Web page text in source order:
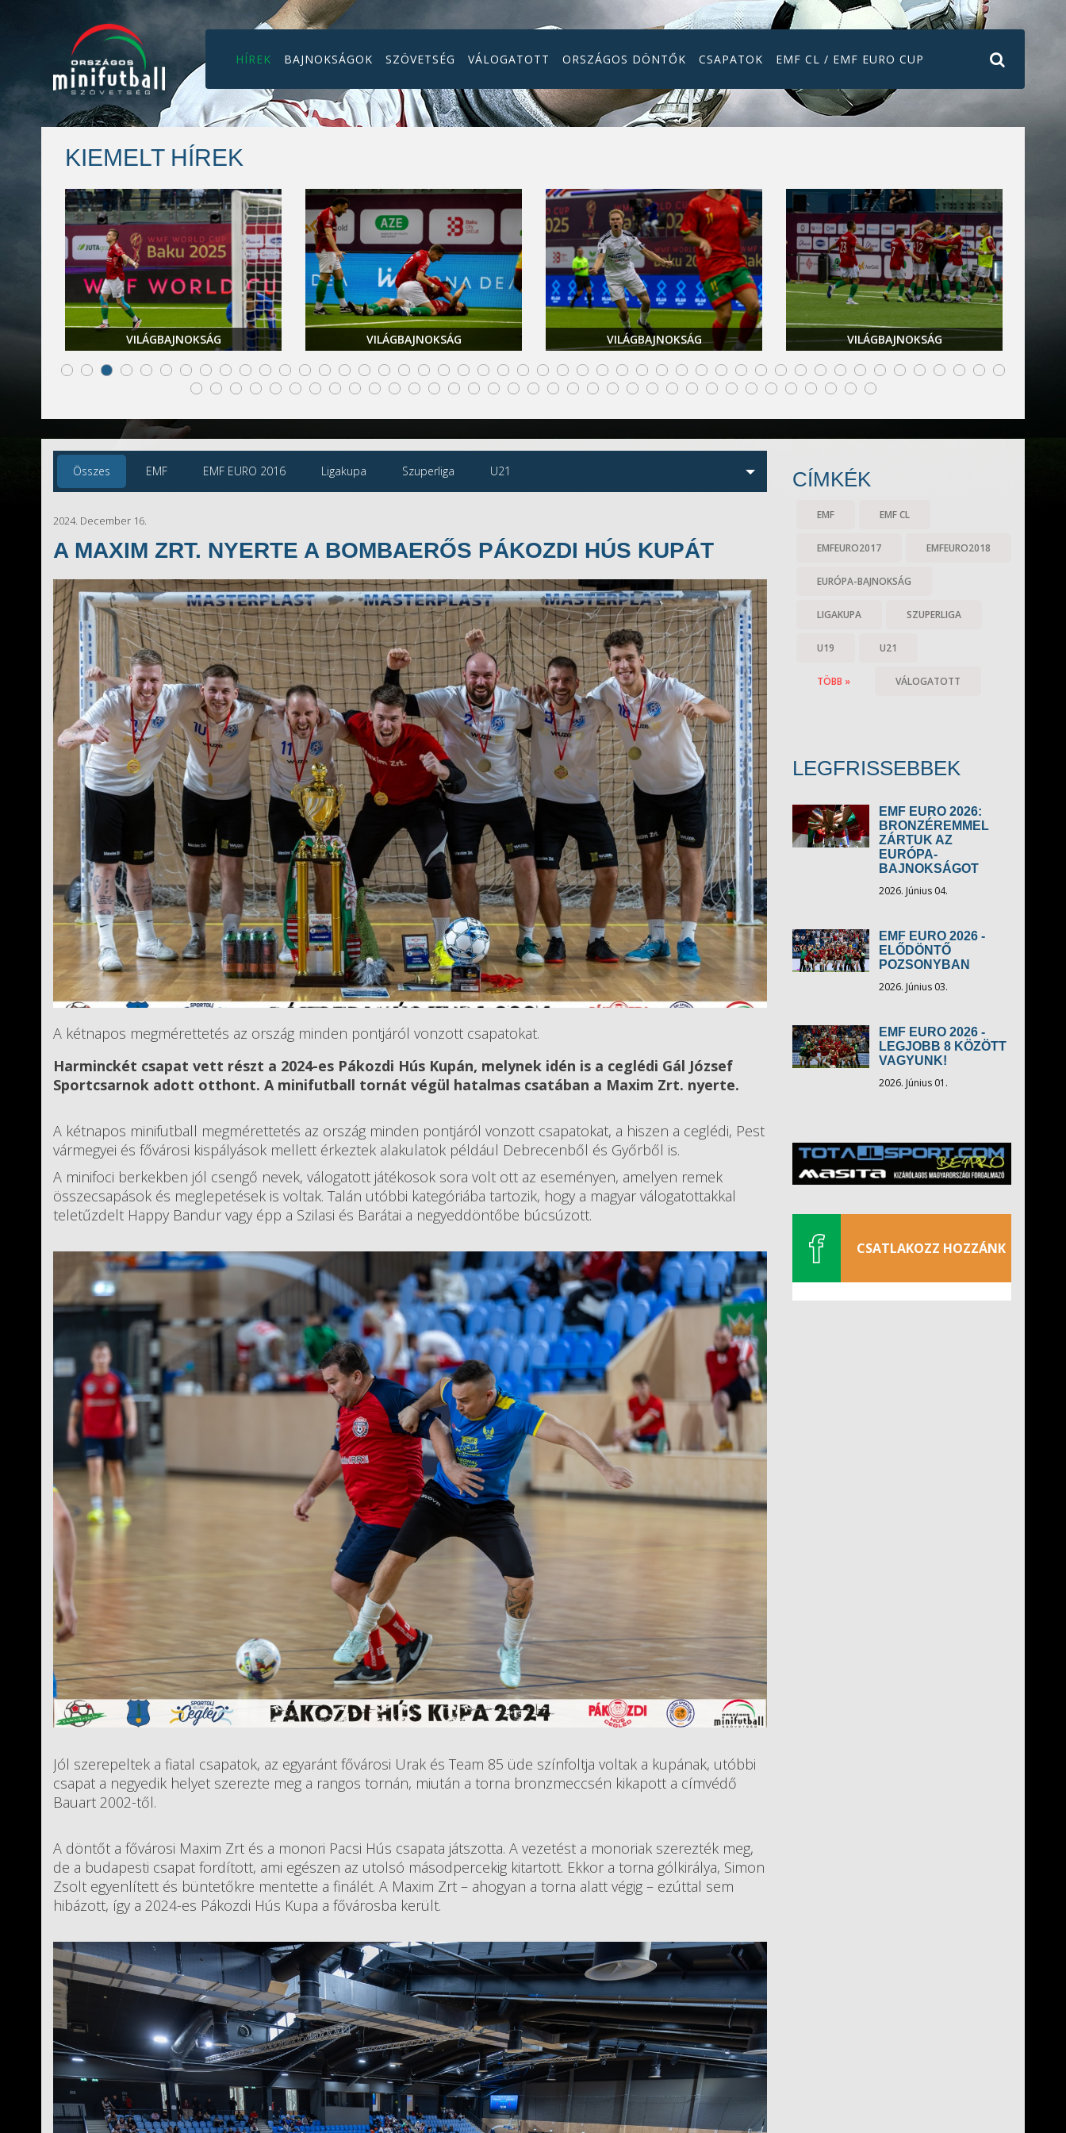
HÍREK BAJNOKSÁGOK SZÖVETSÉG VÁLOGATOTT ORSZÁGOS DÖNTŐK CSAPATOK EMF CL / EMF EURO CUP
KIEMELT HÍREK
VILÁGBAJNOKSÁG VILÁGBAJNOKSÁG VILÁGBAJNOKSÁG VILÁGBAJNOKSÁG
Összes EMF EMF EURO 2016 Ligakupa Szuperliga U21
2024. December 16.
A MAXIM ZRT. NYERTE A BOMBAERŐS PÁKOZDI HÚS KUPÁT
A kétnapos megmérettetés az ország minden pontjáról vonzott csapatokat.
Harminckét csapat vett részt a 2024-es Pákozdi Hús Kupán, melynek idén is a ceglédi Gál József
Sportcsarnok adott otthont. A minifutball tornát végül hatalmas csatában a Maxim Zrt. nyerte.
A kétnapos minifutball megmérettetés az ország minden pontjáról vonzott csapatokat, a hiszen a ceglédi, Pest
vármegyei és fővárosi kispályások mellett érkeztek alakulatok például Debrecenből és Győrből is.
A minifoci berkekben jól csengő nevek, válogatott játékosok sora volt ott az eseményen, amelyen remek
összecsapások és meglepetések is voltak. Talán utóbbi kategóriába tartozik, hogy a magyar válogatottakkal
teletűzdelt Happy Bandur vagy épp a Szilasi és Barátai a negyeddöntőbe búcsúzott.
Jól szerepeltek a fiatal csapatok, az egyaránt fővárosi Urak és Team 85 üde színfoltja voltak a kupának, utóbbi
csapat a negyedik helyet szerezte meg a rangos tornán, miután a torna bronzmeccsén kikapott a címvédő
Bauart 2002-től.
A döntőt a fővárosi Maxim Zrt és a monori Pacsi Hús csapata játszotta. A vezetést a monoriak szerezték meg,
de a budapesti csapat fordított, ami egészen az utolsó másodpercekig kitartott. Ekkor a torna gólkirálya, Simon
Zsolt egyenlített és büntetőkre mentette a finálét. A Maxim Zrt – ahogyan a torna alatt végig – ezúttal sem
hibázott, így a 2024-es Pákozdi Hús Kupa a fővárosba került.
CÍMKÉK
EMF EMF CL
EMFEURO2017 EMFEURO2018
EURÓPA-BAJNOKSÁG
LIGAKUPA SZUPERLIGA
U19 U21
VÁLOGATOTT
TÖBB »
LEGFRISSEBBEK
EMF EURO 2026:
BRONZÉREMMEL
ZÁRTUK AZ
EURÓPA-
BAJNOKSÁGOT
2026. Június 04.
EMF EURO 2026 -
ELŐDÖNTŐ
POZSONYBAN
2026. Június 03.
EMF EURO 2026 -
LEGJOBB 8 KÖZÖTT
VAGYUNK!
2026. Június 01.
CSATLAKOZZ HOZZÁNK